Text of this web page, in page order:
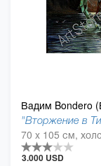
Вадим Bondero
"Вторжение в
70 x 105 см,
3.000 USD